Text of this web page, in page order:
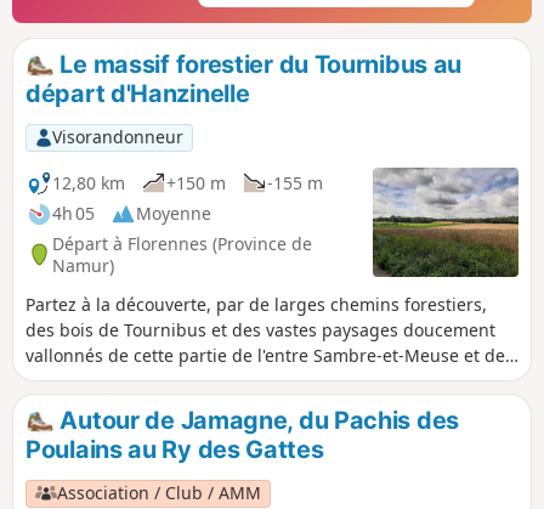
Le massif forestier du Tournibus au
départ d'Hanzinelle
Visorandonneur
12,80 km
+150 m
-155 m
4h 05
Moyenne
Départ à Florennes (Province de
Namur)
Partez à la découverte, par de larges chemins forestiers,
des bois de Tournibus et des vastes paysages doucement
vallonnés de cette partie de l'entre Sambre-et-Meuse et de
son histoire, parfois tragique avec la bataille de Wagnée le
24 août 1914. C'est au château d'Hanzinelle que furent
signé en 1978 les "Accords d'Hanzinelle " qui restructurent
la sidérurgie wallonne. Sans oublier son folklore avec les
fameuses Marches de l'entre Sambre-et-Meuse, évocations,
Autour de Jamagne, du Pachis des
Poulains au Ry des Gattes
Association / Club / AMM